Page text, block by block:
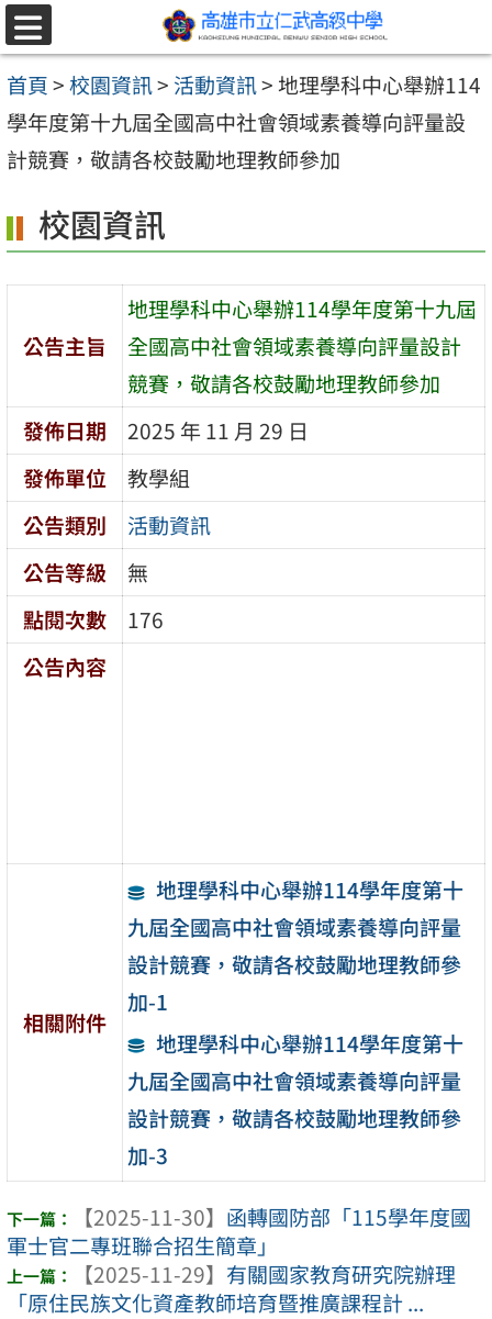
跳至主要內容區
選
單
首頁>校園資訊> 活動資訊>地理學科中心舉辦114
學年度第十九屆全國高中社會領域素養導向評量設
計競賽，敬請各校鼓勵地理教師參加
校園資訊
公告主旨
地理學科中心舉辦114學年度第十九屆
全國高中社會領域素養導向評量設計
競賽，敬請各校鼓勵地理教師參加
發佈日期
2025 年 11 月 29 日
發佈單位
教學組
公告類別
活動資訊
公告等級
無
點閱次數
176
公告內容
相關附件
地理學科中心舉辦114學年度第十
九屆全國高中社會領域素養導向評量
設計競賽，敬請各校鼓勵地理教師參
加-1
地理學科中心舉辦114學年度第十
九屆全國高中社會領域素養導向評量
設計競賽，敬請各校鼓勵地理教師參
加-3
【2025-11-30】 函轉國防部「115學年度國
軍士官二專班聯合招生簡章」
【2025-11-29】 有關國家教育研究院辦理
「原住民族文化資產教師培育暨推廣課程計 ...